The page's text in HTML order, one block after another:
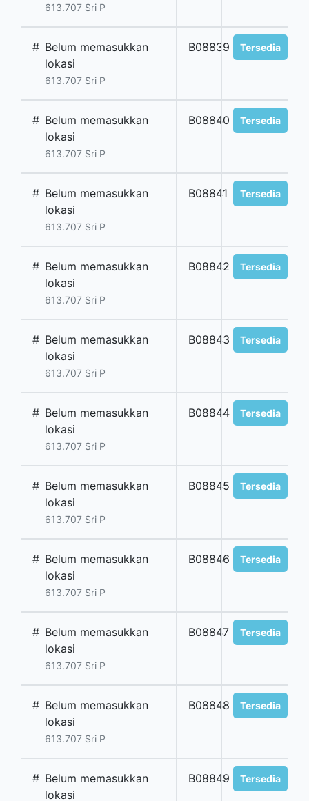
613.707 Sri P
# Belum memasukkan
lokasi
613.707 Sri P
B08839 Tersedia
# Belum memasukkan
lokasi
613.707 Sri P
B08840 Tersedia
# Belum memasukkan
lokasi
613.707 Sri P
B08841 Tersedia
# Belum memasukkan
lokasi
613.707 Sri P
B08842 Tersedia
# Belum memasukkan
lokasi
613.707 Sri P
B08843 Tersedia
# Belum memasukkan
lokasi
613.707 Sri P
B08844 Tersedia
# Belum memasukkan
lokasi
613.707 Sri P
B08845 Tersedia
# Belum memasukkan
lokasi
613.707 Sri P
B08846 Tersedia
# Belum memasukkan
lokasi
613.707 Sri P
B08847 Tersedia
# Belum memasukkan
lokasi
613.707 Sri P
B08848 Tersedia
# Belum memasukkan
lokasi
B08849 Tersedia